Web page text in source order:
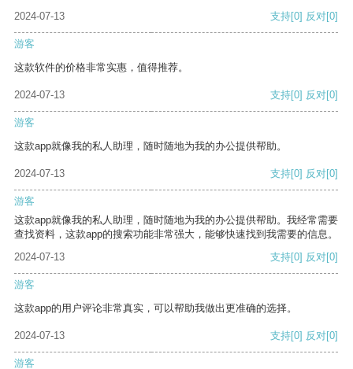
2024-07-13 支持[0] 反对[0]
游客
这款软件的价格非常实惠，值得推荐。
2024-07-13 支持[0] 反对[0]
游客
这款app就像我的私人助理，随时随地为我的办公提供帮助。
2024-07-13 支持[0] 反对[0]
游客
这款app就像我的私人助理，随时随地为我的办公提供帮助。我经常需要
查找资料，这款app的搜索功能非常强大，能够快速找到我需要的信息。
2024-07-13
支持[0] 反对[0]
游客
这款app的用户评论非常真实，可以帮助我做出更准确的选择。
2024-07-13 支持[0] 反对[0]
游客